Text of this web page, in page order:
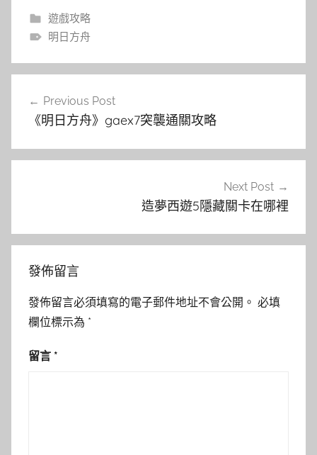
遊戲攻略
明日方舟
覽
Previous Post
《明日方舟》gaex7突襲通關攻略
Next Post
造夢西遊5隱藏關卡在哪裡
發佈留言
發佈留言必須填寫的電子郵件地址不會公開。 必填
欄位標示為 *
留言 *